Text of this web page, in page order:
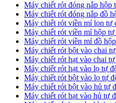
Máy chiết rót đóng nắp hộp
Máy chiết rót đóng nắp đồ
Máy chiết rót viền mí lon tự
Máy chiết rót viền mí hộp tự
Máy chiết rót viền mí đồ
Máy chiết rót bột vào chai
Máy chiết rót hạt vào chai
Máy chiết rót hạt vào lọ tự
Máy chiết rót bột vào lọ tự
Máy chiết rót bột vào hủ tự
Máy chiết rót hạt vào hủ tự